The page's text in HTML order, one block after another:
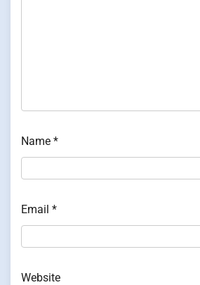
Name *
Email *
Website